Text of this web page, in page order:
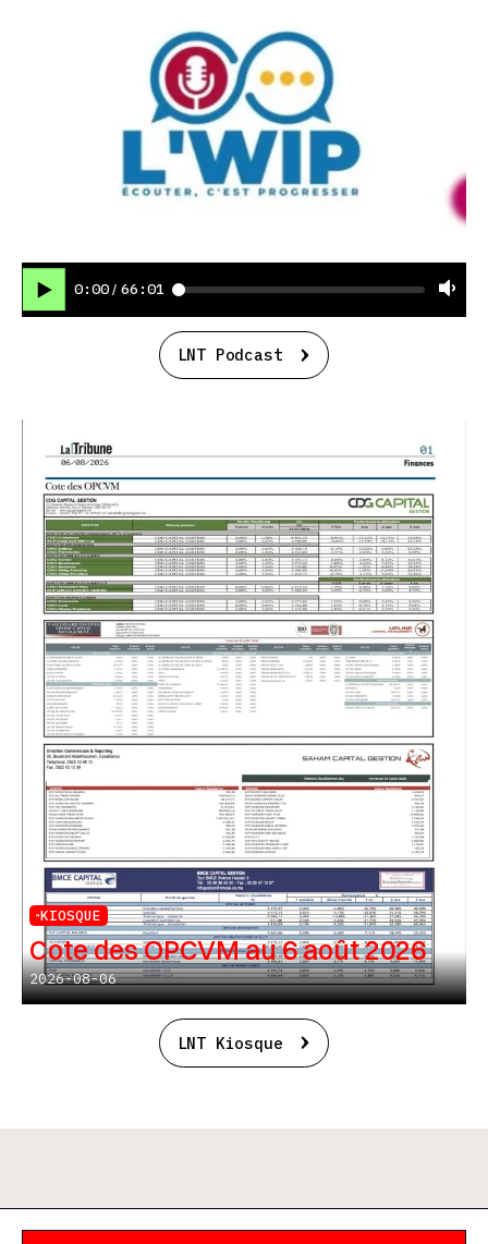
0:00 / 66:01
LNT Podcast
KIOSQUE
Cote des OPCVM au 6 août 2026
2026-08-06
LNT Kiosque